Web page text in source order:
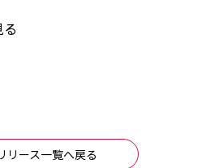
リース一覧へ戻る